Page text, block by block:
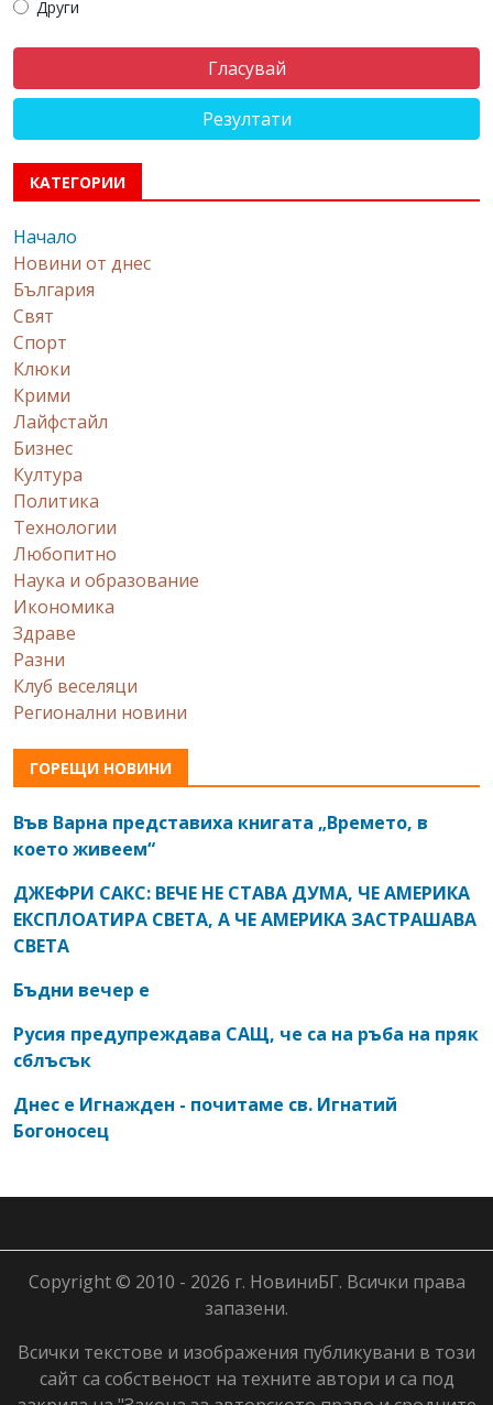
Други
Резултати
КАТЕГОРИИ
Начало
Новини от днес
България
Свят
Спорт
Клюки
Крими
Лайфстайл
Бизнес
Култура
Политика
Технологии
Любопитно
Наука и образование
Икономика
Здраве
Разни
Клуб веселяци
Регионални новини
ГОРЕЩИ НОВИНИ
Във Варна представиха книгата „Времето, в
което живеем“
ДЖЕФРИ САКС: ВЕЧЕ НЕ СТАВА ДУМА, ЧЕ АМЕРИКА
ЕКСПЛОАТИРА СВЕТА, А ЧЕ АМЕРИКА ЗАСТРАШАВА
СВЕТА
Бъдни вечер е
Русия предупреждава САЩ, че са на ръба на пряк
сблъсък
Днес е Игнажден - почитаме св. Игнатий
Богоносец
Copyright © 2010 - 2026 г. НовиниБГ. Всички права
запазени.
Всички текстове и изображения публикувани в този
сайт са собственост на техните автори и са под